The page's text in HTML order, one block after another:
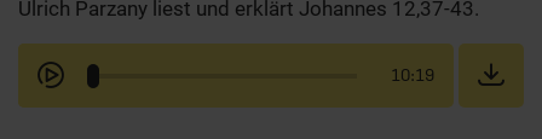
Ulrich Parzany liest und erklärt Johannes 12,37-43.
10:19